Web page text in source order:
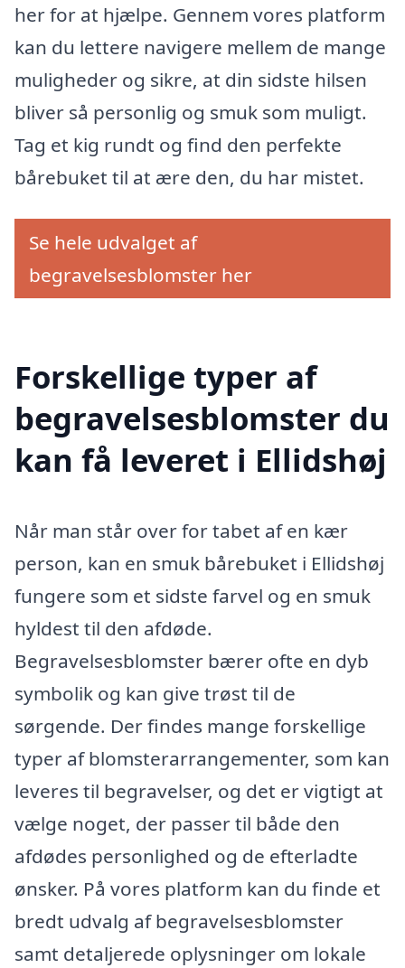
her for at hjælpe. Gennem vores platform
kan du lettere navigere mellem de mange
muligheder og sikre, at din sidste hilsen
bliver så personlig og smuk som muligt.
Tag et kig rundt og find den perfekte
bårebuket til at ære den, du har mistet.
Se hele udvalget af
begravelsesblomster her
Forskellige typer af
begravelsesblomster du
kan få leveret i Ellidshøj
Når man står over for tabet af en kær
person, kan en smuk bårebuket i Ellidshøj
fungere som et sidste farvel og en smuk
hyldest til den afdøde.
Begravelsesblomster bærer ofte en dyb
symbolik og kan give trøst til de
sørgende. Der findes mange forskellige
typer af blomsterarrangementer, som kan
leveres til begravelser, og det er vigtigt at
vælge noget, der passer til både den
afdødes personlighed og de efterladte
ønsker. På vores platform kan du finde et
bredt udvalg af begravelsesblomster
samt detaljerede oplysninger om lokale